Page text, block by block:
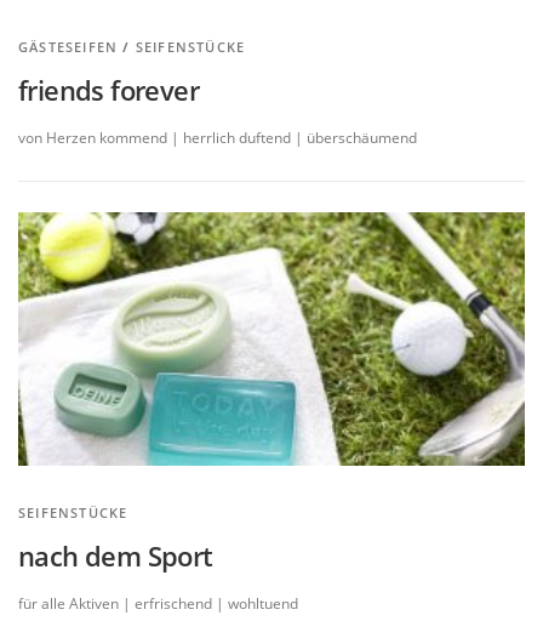
GÄSTESEIFEN / SEIFENSTÜCKE
friends forever
von Herzen kommend | herrlich duftend | überschäumend
SEIFENSTÜCKE
nach dem Sport
für alle Aktiven | erfrischend | wohltuend